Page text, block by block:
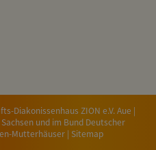
Diakonissenhaus ZION e.V. Aue |
und im Bund Deutscher
Mutterhäuser | Sitemap